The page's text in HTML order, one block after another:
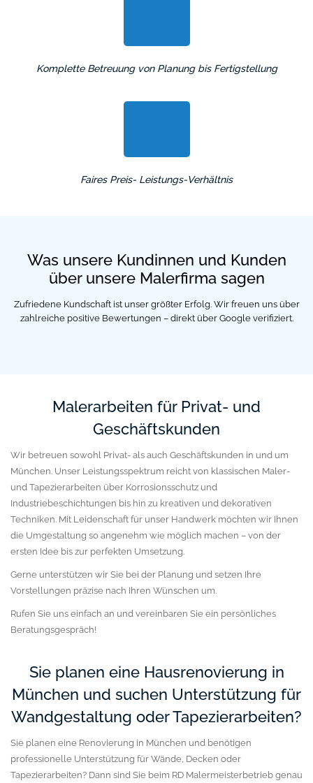
Komplette Betreuung von Planung bis Fertigstellung
Faires Preis- Leistungs-Verhältnis
Was unsere Kundinnen und Kunden
über unsere Malerfirma sagen
Zufriedene Kundschaft ist unser größter Erfolg. Wir freuen uns über
zahlreiche positiveBewertungen – direkt über Google verifiziert.
Malerarbeiten für Privat- und
Geschäftskunden
Wir betreuen sowohl Privat- als auch Geschäftskunden in und um
München. Unser Leistungsspektrum reicht von klassischen Maler-
und Tapezierarbeiten über Korrosionsschutz und
Industriebeschichtungen bis hin zu kreativen und dekorativen
Techniken. Mit Leidenschaft für unser Handwerk möchten wir Ihnen
die Umgestaltung so angenehm wie möglich machen – von der
ersten Idee bis zur perfekten Umsetzung.
Gerne unterstützen wir Sie bei der Planung und setzen Ihre
Vorstellungen präzise nach Ihren Wünschen um.
Rufen Sie uns einfach an und vereinbaren Sie ein persönliches
Beratungsgespräch!
Sie planen eine Hausrenovierung in
München und suchen Unterstützung für
Wandgestaltung oder Tapezierarbeiten?
Sie planen eine Renovierung in München und benötigen
professionelle Unterstützung für Wände, Decken oder
Tapezierarbeiten? Dann sind Sie beim RD Malermeisterbetrieb genau